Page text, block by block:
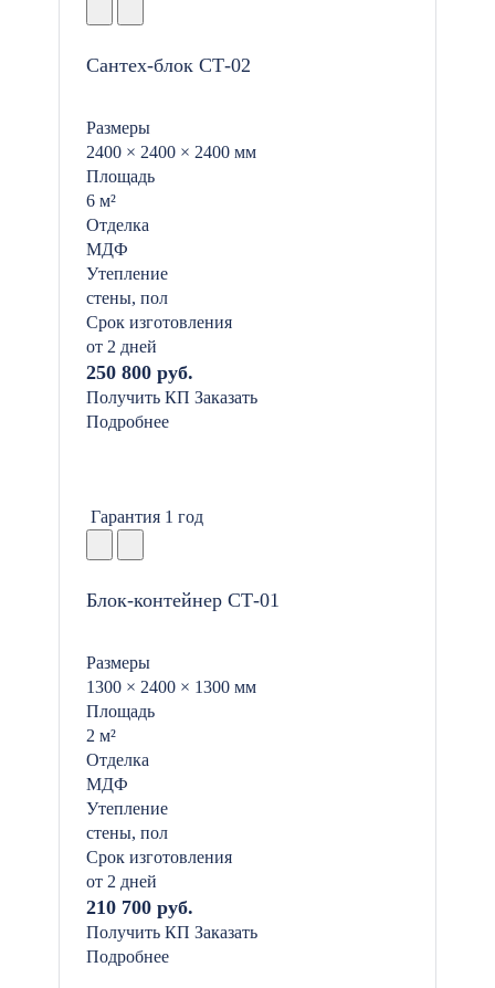
Сантех-блок СТ-02
Размеры
2400 × 2400 × 2400 мм
Площадь
6 м²
Отделка
МДФ
Утепление
стены, пол
Срок изготовления
от 2 дней
250 800 руб.
Получить КП Заказать
Подробнее
Гарантия 1 год
Блок-контейнер СТ-01
Размеры
1300 × 2400 × 1300 мм
Площадь
2 м²
Отделка
МДФ
Утепление
стены, пол
Срок изготовления
от 2 дней
210 700 руб.
Получить КП Заказать
Подробнее